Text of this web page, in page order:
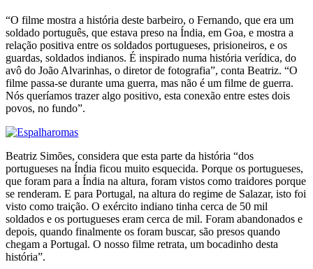
“O filme mostra a história deste barbeiro, o Fernando, que era um
soldado português, que estava preso na Índia, em Goa, e mostra a
relação positiva entre os soldados portugueses, prisioneiros, e os
guardas, soldados indianos. É inspirado numa história verídica, do
avô do João Alvarinhas, o diretor de fotografia”, conta Beatriz. “O
filme passa-se durante uma guerra, mas não é um filme de guerra.
Nós queríamos trazer algo positivo, esta conexão entre estes dois
povos, no fundo”.
Beatriz Simões, considera que esta parte da história “dos
portugueses na Índia ficou muito esquecida. Porque os portugueses,
que foram para a Índia na altura, foram vistos como traidores porque
se renderam. E para Portugal, na altura do regime de Salazar, isto foi
visto como traição. O exército indiano tinha cerca de 50 mil
soldados e os portugueses eram cerca de mil. Foram abandonados e
depois, quando finalmente os foram buscar, são presos quando
chegam a Portugal. O nosso filme retrata, um bocadinho desta
história”.